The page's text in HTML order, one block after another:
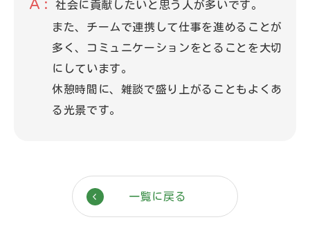
社会に貢献したいと思う人が多いです。
また、チームで連携して仕事を進めることが
多く、コミュニケーションをとることを大切
にしています。
休憩時間に、雑談で盛り上がることもよくあ
る光景です。
一覧に戻る